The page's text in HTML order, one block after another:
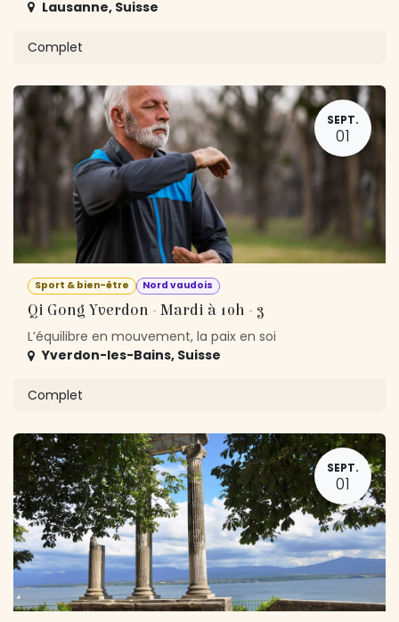
Lausanne, Suisse
Complet
SEPT.
01
Sport & bien-être Nord vaudois
Qi Gong Yverdon - Mardi à 10h - 3
L’équilibre en mouvement, la paix en soi
Yverdon-les-Bains, Suisse
Complet
SEPT.
01